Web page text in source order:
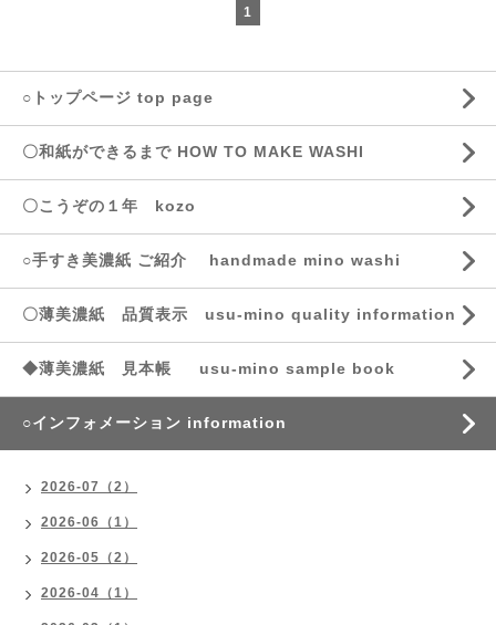
1
○トップページ top page
〇和紙ができるまで HOW TO MAKE WASHI
〇こうぞの１年 kozo
○手すき美濃紙 ご紹介 handmade mino washi
〇薄美濃紙 品質表示 usu-mino quality information
◆薄美濃紙 見本帳 usu-mino sample book
○インフォメーション information
2026-07（2）
2026-06（1）
2026-05（2）
2026-04（1）